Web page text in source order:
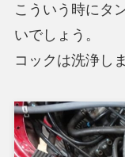
こういう時にタ
いでしょう。
コックは洗浄し